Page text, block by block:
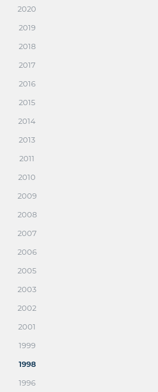
2020
2019
2018
2017
2016
2015
2014
2013
2011
2010
2009
2008
2007
2006
2005
2003
2002
2001
1999
1998
1996